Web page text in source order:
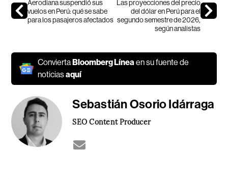
Aerodiana suspendió sus
vuelos en Perú: qué se sabe
para los pasajeros afectados
Las proyecciones del precio
del dólar en Perú para el
segundo semestre de 2026,
según analistas
ConviertaBloomberg Líneaen su fuente de
noticiasaquí
Sebastián Osorio Idárraga
SEO Content Producer